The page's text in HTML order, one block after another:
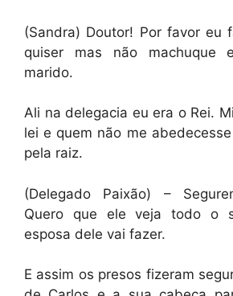
(Sandra) Doutor! Por favor eu
quiser mas não machuque
marido.
Ali na delegacia eu era o Rei.
lei e quem não me
pela raiz.
(Delegado Paixão) –
Quero que ele veja todo o
esposa dele vai fazer.
E assim os presos fizeram